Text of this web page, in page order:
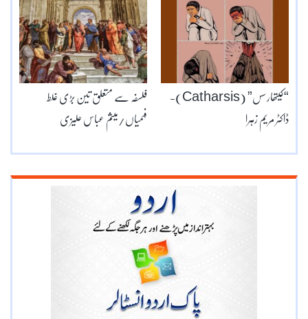
فلسفہ سے متعلق تین بڑی غلط
فہمیاں/میثم عباس علیزی
“کیتھارسس” (Catharsis)-
ڈاکٹر مریم زہرا